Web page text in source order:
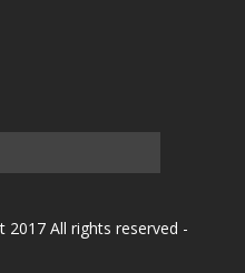
2017 All rights reserved -